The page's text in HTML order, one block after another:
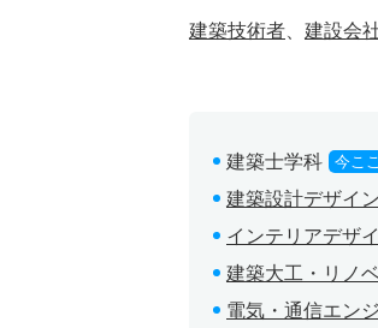
建築技術者 建設会
建築士学科 今ここ
建築設計デザイ
インテリアデザ
建築大工・リノ
電気・通信エン